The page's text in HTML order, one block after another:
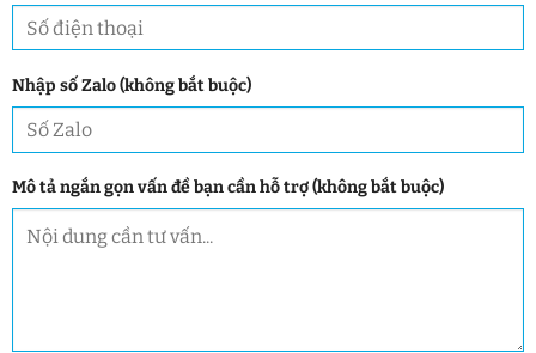
Nhập số Zalo (không bắt buộc)
Mô tả ngắn gọn vấn đề bạn cần hỗ trợ (không bắt buộc)